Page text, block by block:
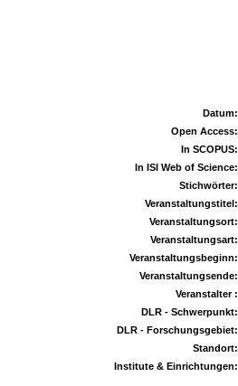
Datum:
Open Access:
In SCOPUS:
In ISI Web of Science:
Stichwörter:
Veranstaltungstitel:
Veranstaltungsort:
Veranstaltungsart:
Veranstaltungsbeginn:
Veranstaltungsende:
Veranstalter :
DLR - Schwerpunkt:
DLR - Forschungsgebiet:
Standort:
Institute & Einrichtungen: